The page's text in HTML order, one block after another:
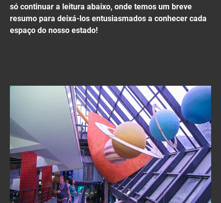
só continuar a leitura abaixo, onde temos um breve
resumo para deixá-los entusiasmados a conhecer cada
espaço do nosso estado!